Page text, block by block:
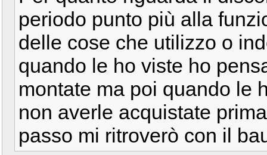
periodo punto più alla
delle cose che utilizzo o
quando le ho viste ho
montate ma poi quando le
non averle acquistate
passo mi ritroverò con il